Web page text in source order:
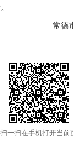
常德
扫一扫在手机打开当前